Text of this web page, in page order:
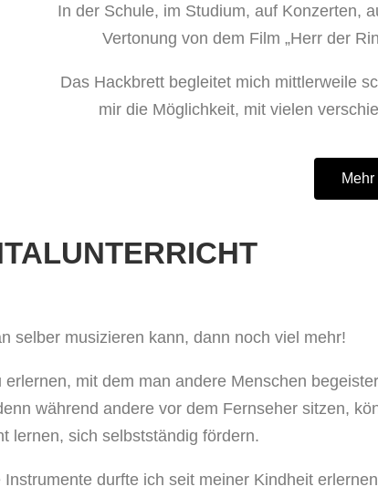
In der Schule, im Studium, auf Konzerten,
Vertonung von dem Film „Herr der
Das Hackbrett begleitet mich mittlerweile
mir die Möglichkeit, mit vielen
selber musizieren kann, dann noch viel mehr!
mit dem man andere Menschen
während andere vor dem Fernseher sitzen,
lernen, sich selbstständig fördern.
durfte ich seit meiner Kindheit